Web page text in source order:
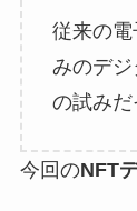
従来の
みのデ
の試みだ
今回のNFT